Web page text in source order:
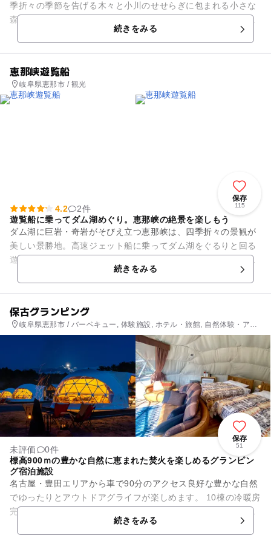
季折々の季節を告げる木々と小川のせせらぎに包まれる小さな
森の中に、レストラン付きのお土産屋さん、洋菓子店・和菓子
店・佃煮店が集まりました...続きをみる
恵那峡遊覧船
岐阜県恵那市 / 観光
保存
115
4.2
2件
遊覧船に乗ってダム湖めぐり。恵那峡の絶景を楽しもう
ダム湖に巨岩・奇岩がそびえ立つ恵那峡は、四季折々の景観が
美しい景勝地。高速ジェット船に乗ってダム湖をぐるりと回る
遊覧めぐりがここのおすすめです。両岸にそそり立つ獅子岩・
屏風岩などの景観は迫力満点...続きをみる
保古グランピング
岐阜県恵那市 / バーベキュー, 体験施設, ホテル・旅館, 自然体験・アク
ティビティ
保存
51
未評価
0件
標高900ｍの豊かな自然に恵まれた焚火を楽しめるグランピン
グ宿泊施設
名古屋・豊田エリアから車で90分のアクセス良好な豊かな自然
でゆったりとアウトドアグライフが楽しめます。 10棟の冷暖房
完備の大型ドームテントがあり、中央に日本最大級の焚き火台
続きをみる